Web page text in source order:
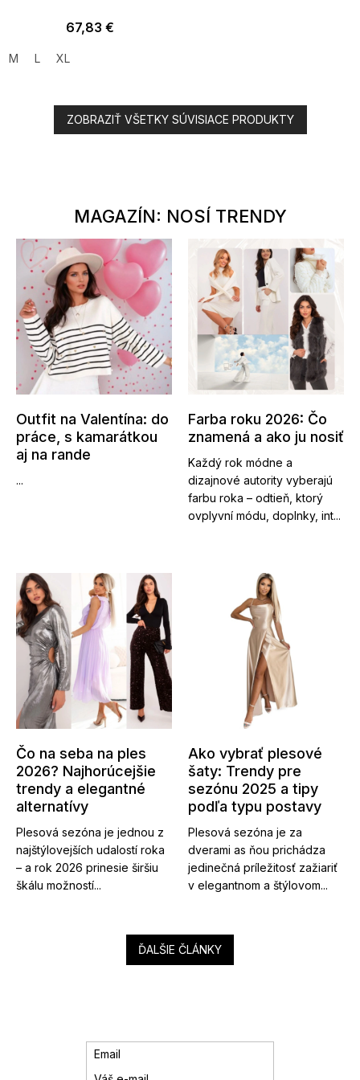
67,83 €
M L XL
ZOBRAZIŤ VŠETKY SÚVISIACE PRODUKTY
MAGAZÍN: NOSÍ TRENDY
Outfit na Valentína: do
práce, s kamarátkou
aj na rande
...
Farba roku 2026: Čo
znamená a ako ju nosiť
Každý rok módne a
dizajnové autority vyberajú
farbu roka – odtieň, ktorý
ovplyvní módu, doplnky, int...
Čo na seba na ples
2026? Najhorúcejšie
trendy a elegantné
alternatívy
Plesová sezóna je jednou z
najštýlovejších udalostí roka
– a rok 2026 prinesie širšiu
škálu možností...
Ako vybrať plesové
šaty: Trendy pre
sezónu 2025 a tipy
podľa typu postavy
Plesová sezóna je za
dverami as ňou prichádza
jedinečná príležitosť zažiariť
v elegantnom a štýlovom...
ĎALŠIE ČLÁNKY
Email